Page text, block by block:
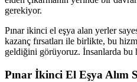
gerekiyor.
Pınar ikinci el eşya alan yerler
kazanç fırsatları ile birlikte, bu
geldiğini görüyoruz. İnsanlarda bu
Pınar İkinci El Eşya Alım